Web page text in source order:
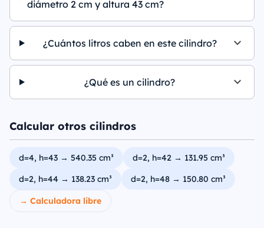
diámetro 2 cm y altura 43 cm?
¿Cuántos litros caben en este cilindro?
¿Qué es un cilindro?
Calcular otros cilindros
d=4, h=43 → 540.35 cm³
d=2, h=42 → 131.95 cm³
d=2, h=44 → 138.23 cm³
d=2, h=48 → 150.80 cm³
→ Calculadora libre